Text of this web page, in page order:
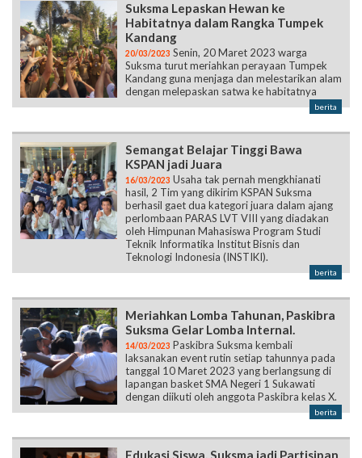
Suksma Lepaskan Hewan ke
Habitatnya dalam Rangka Tumpek
Kandang
20/03/2023 Senin, 20 Maret 2023 warga
Suksma turut meriahkan perayaan Tumpek
Kandang guna menjaga dan melestarikan alam
dengan melepaskan satwa ke habitatnya
berita
Semangat Belajar Tinggi Bawa
KSPAN jadi Juara
16/03/2023 Usaha tak pernah mengkhianati
hasil, 2 Tim yang dikirim KSPAN Suksma
berhasil gaet dua kategori juara dalam ajang
perlombaan PARAS LVT VIII yang diadakan
oleh Himpunan Mahasiswa Program Studi
Teknik Informatika Institut Bisnis dan
Teknologi Indonesia (INSTIKI).
berita
Meriahkan Lomba Tahunan, Paskibra
Suksma Gelar Lomba Internal.
14/03/2023 Paskibra Suksma kembali
laksanakan event rutin setiap tahunnya pada
tanggal 10 Maret 2023 yang berlangsung di
lapangan basket SMA Negeri 1 Sukawati
dengan diikuti oleh anggota Paskibra kelas X.
berita
Edukasi Siswa, Suksma jadi Partisipan